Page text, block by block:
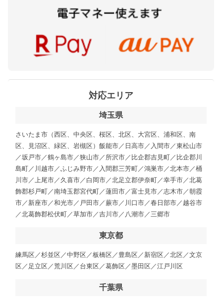
対応エリア
埼玉県
さいたま市（西区、中央区、桜区、北区、大宮区、浦和区、南
区、見沼区、緑区、岩槻区）飯能市／日高市／入間市／東松山市
／坂戸市／鶴ヶ島市／狭山市／所沢市／比企郡吉見町／比企郡川
島町／川越市／ふじみ野市／入間郡三芳町／鴻巣市／北本市／桶
川市／上尾市／久喜市／白岡市／北足立郡伊奈町／幸手市／北葛
飾郡杉戸町／南埼玉郡宮代町／蓮田市／富士見市／志木市／朝霞
市／新座市／和光市／戸田市／蕨市／川口市／春日部市／越谷市
／北葛飾郡松伏町／草加市／吉川市／八潮市／三郷市
東京都
練馬区／杉並区／中野区／板橋区／豊島区／新宿区／北区／文京
区／足立区／荒川区／台東区／葛飾区／墨田区／江戸川区
千葉県